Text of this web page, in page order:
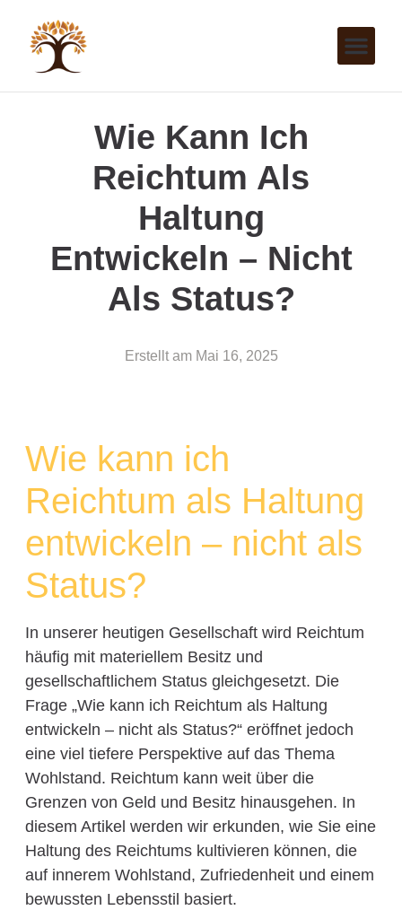
Wie Kann Ich
Reichtum Als
Haltung
Entwickeln – Nicht
Als Status?
Erstellt am Mai 16, 2025
Wie kann ich
Reichtum als Haltung
entwickeln – nicht als
Status?
In unserer heutigen Gesellschaft wird Reichtum
häufig mit materiellem Besitz und
gesellschaftlichem Status gleichgesetzt. Die
Frage „Wie kann ich Reichtum als Haltung
entwickeln – nicht als Status?“ eröffnet jedoch
eine viel tiefere Perspektive auf das Thema
Wohlstand. Reichtum kann weit über die
Grenzen von Geld und Besitz hinausgehen. In
diesem Artikel werden wir erkunden, wie Sie eine
Haltung des Reichtums kultivieren können, die
auf innerem Wohlstand, Zufriedenheit und einem
bewussten Lebensstil basiert.